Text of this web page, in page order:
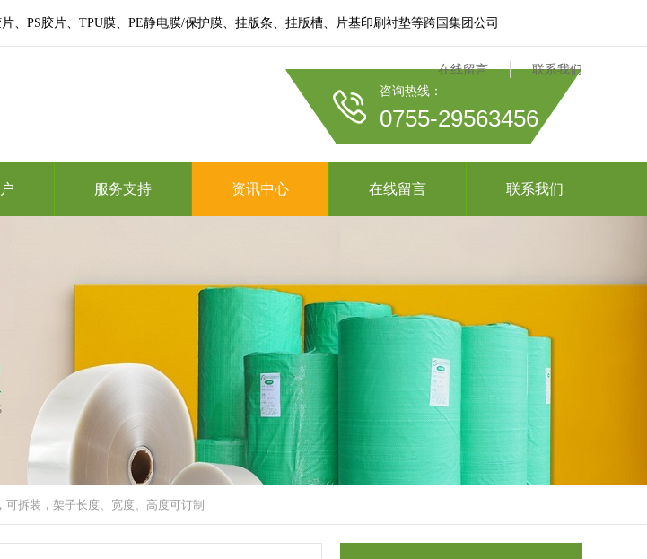
PS胶片、TPU膜、PE静电膜/保护膜、挂版条、挂版槽、片基印刷衬垫等跨国集团公司
在线留言 联系我们
咨询热线：
0755-29563456
服务支持 资讯中心 在线留言 联系我们
拆装，架子长度、宽度、高度可订制